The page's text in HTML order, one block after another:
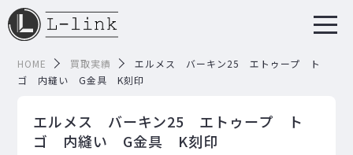
HOME 買取実績
エルメス バーキン25 エトゥープ ト
ゴ 内縫い G金具 K刻印
エルメス バーキン25 エトゥープ ト
ゴ 内縫い G金具 K刻印